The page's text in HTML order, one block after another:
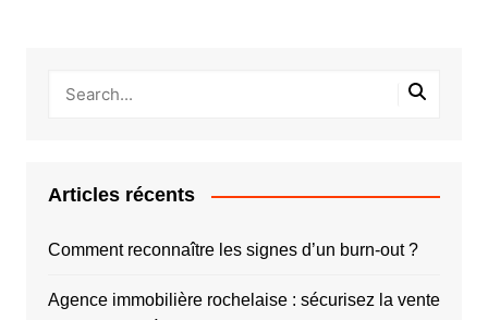
Articles récents
Comment reconnaître les signes d’un burn-out ?
Agence immobilière rochelaise : sécurisez la vente